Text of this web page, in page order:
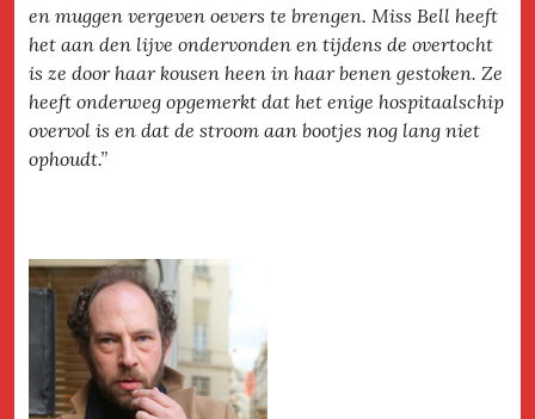
en muggen vergeven oevers te brengen. Miss Bell heeft
het aan den lijve ondervonden en tijdens de overtocht
is ze door haar kousen heen in haar benen gestoken. Ze
heeft onderweg opgemerkt dat het enige hospitaalschip
overvol is en dat de stroom aan bootjes nog lang niet
ophoudt.”